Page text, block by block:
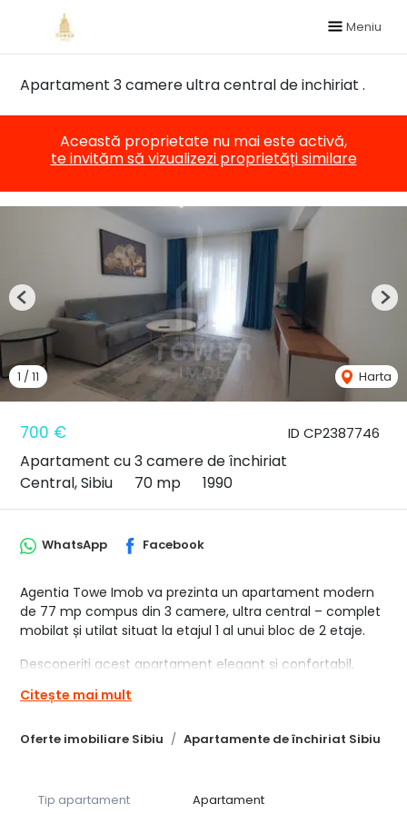
Meniu
Apartament 3 camere ultra central de inchiriat .
Această proprietate nu mai este activă,
te invităm să vizualizezi proprietăți similare
ID CP2387746
700 €
Apartament cu 3 camere de închiriat
Central, Sibiu
70 mp 1990
1 / 11 Harta
Previous
Oferte imobiliare Sibiu Apartamente de închiriat Sibiu
WhatsApp Facebook
Agentia Towe Imob va prezinta un apartament modern
de 77 mp compus din 3 camere, ultra central – complet
mobilat și utilat situat la etajul 1 al unui bloc de 2 etaje.
Descoperiți acest apartament elegant și confortabil,
oferind acces rapid la principalele puncte de interes ale
Citește mai mult
Tip apartament Apartament